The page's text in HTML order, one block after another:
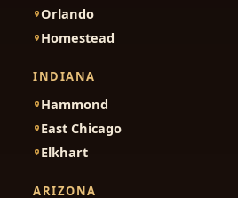
Orlando
Homestead
INDIANA
Hammond
East Chicago
Elkhart
ARIZONA